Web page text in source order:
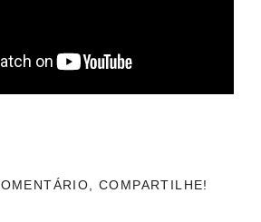
COMPARTILHE!